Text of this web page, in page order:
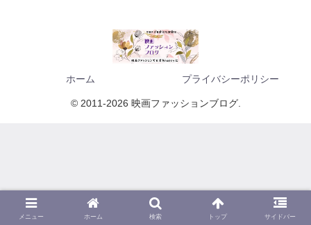
ホーム プライバシーポリシー
© 2011-2026 映画ファッションブログ.
メニュー ホーム 検索 トップ サイドバー